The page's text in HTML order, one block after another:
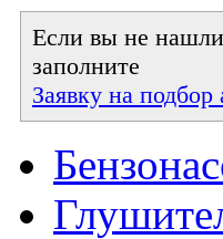
Если вы не
заполните
Заявку на подбор